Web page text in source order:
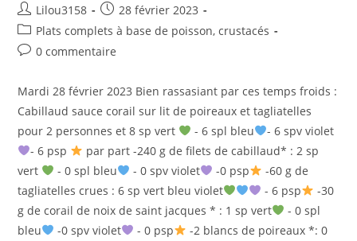
Auteur/autrice
de
la
publication :
Lilou3158
Publication
publiée :
28 février 2023
Post
category:
Plats complets à base de poisson, crustacés
Commentaires
publication :
0 commentaire
Mardi 28 février 2023 Bien rassasiant par ces temps froids :
Cabillaud sauce corail sur lit de poireaux et tagliatelles
pour 2 personnes et 8 sp vert
- 6 spl bleu
- 6 spv violet
- 6 psp
par part -240 g de filets de cabillaud* : 2 sp
vert
- 0 spl bleu - 0 spv violet -0 psp
-60 g de
tagliatelles crues : 6 sp vert bleu violet
- 6 psp
-30
g de corail de noix de saint jacques * : 1 sp vert
- 0 spl
bleu
-0 spv violet - 0 psp
-2 blancs de poireaux *: 0